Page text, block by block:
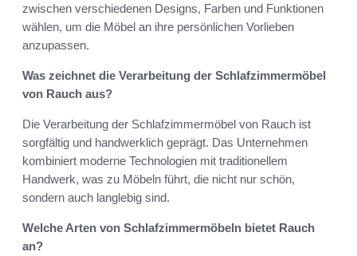
zwischen verschiedenen Designs, Farben und Funktionen
wählen, um die Möbel an ihre persönlichen Vorlieben
anzupassen.
Was zeichnet die Verarbeitung der Schlafzimmermöbel
von Rauch aus?
Die Verarbeitung der Schlafzimmermöbel von Rauch ist
sorgfältig und handwerklich geprägt. Das Unternehmen
kombiniert moderne Technologien mit traditionellem
Handwerk, was zu Möbeln führt, die nicht nur schön,
sondern auch langlebig sind.
Welche Arten von Schlafzimmermöbeln bietet Rauch
an?